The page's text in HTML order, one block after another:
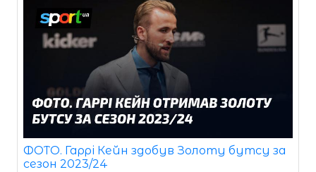
ФОТО. Гаррі Кейн здобув Золоту бутсу за
сезон 2023/24